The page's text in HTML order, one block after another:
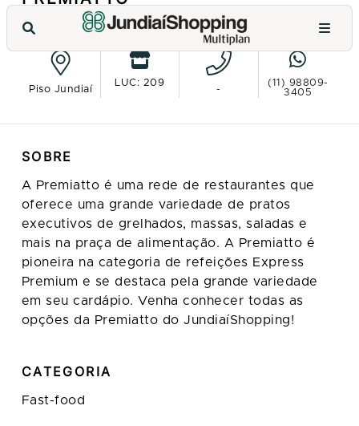
VER NO MAPA
Piso Jundiaí
LUC: 209
-
(11) 98809-
3405
SOBRE
A Premiatto é uma rede de restaurantes que
oferece uma grande variedade de pratos
executivos de grelhados, massas, saladas e
mais na praça de alimentação. A Premiatto é
pioneira na categoria de refeições Express
Premium e se destaca pela grande variedade
em seu cardápio. Venha conhecer todas as
opções da Premiatto do JundiaíShopping!
CATEGORIA
Fast-food